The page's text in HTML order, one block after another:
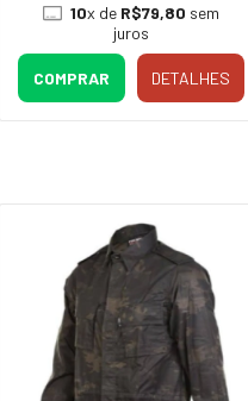
10x de R$79,80 sem
juros
COMPRAR DETALHES